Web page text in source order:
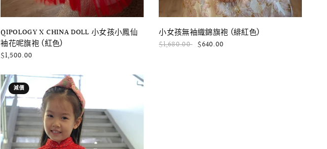
QIPOLOGY X CHINA DOLL 小女孩小鳳仙
袖花呢旗袍 (紅色)
$1,500.00
快速瀏覽
小女孩無袖織錦旗袍 (緋紅色)
$1,680.00 $640.00
減價